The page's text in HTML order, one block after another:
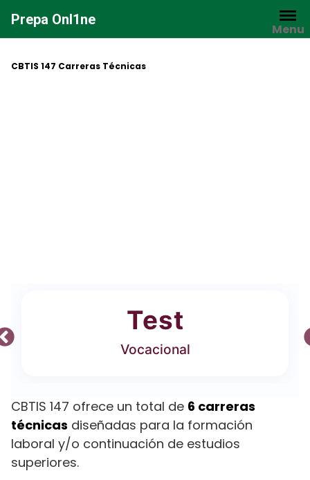
contenido
Prepa Onl1ne
Menu
CBTIS 147 Carreras Técnicas
Test
Vocacional
CBTIS 147 ofrece un total de 6 carreras
técnicas diseñadas para la formación
laboral y/o continuación de estudios
superiores.